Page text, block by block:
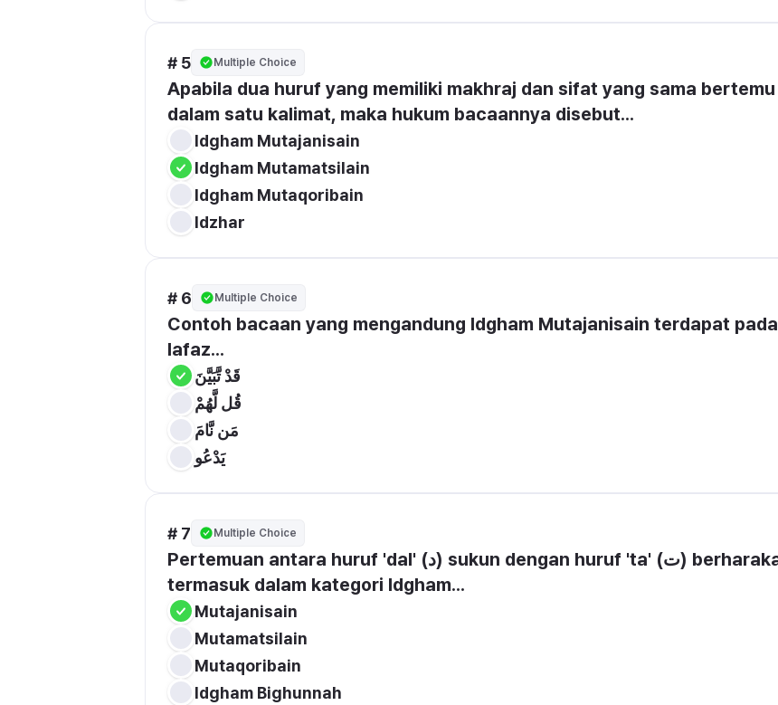
# 5 Multiple Choice
Apabila dua huruf yang memiliki makhraj dan sifat yang sama bertemu
dalam satu kalimat, maka hukum bacaannya disebut...
Idgham Mutajanisain
Idgham Mutamatsilain
Idgham Mutaqoribain
Idzhar
# 6 Multiple Choice
Contoh bacaan yang mengandung Idgham Mutajanisain terdapat pada
lafaz...
قَدْ تَّبَيَّنَ
قُل لَّهُمْ
مَن نَّامَ
يَدْعُو
# 7 Multiple Choice
Pertemuan antara huruf 'dal' (د) sukun dengan huruf 'ta' (ت) berharakat
termasuk dalam kategori Idgham...
Mutajanisain
Mutamatsilain
Mutaqoribain
Idgham Bighunnah